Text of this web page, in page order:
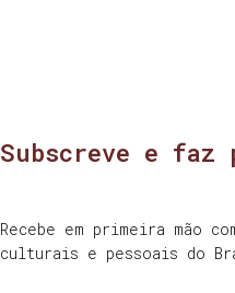
Subscreve e faz
Recebe em primeira mão
culturais e pessoais do